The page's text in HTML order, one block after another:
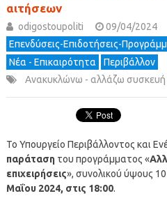
αιτήσεων
odigostoupoliti
09/04/2024
Επενδύσεις-Επιδοτήσεις-
Νέα - Επικαιρότητα
Περιβάλλον
Ανακυκλώνω - αλλάζω συσκευή
Το Υπουργείο Περιβάλλοντος και
παράτασητου προγράμματος «
επιχειρήσεις», συνολικού ύψους
Μαΐου 2024, στις 18:00.